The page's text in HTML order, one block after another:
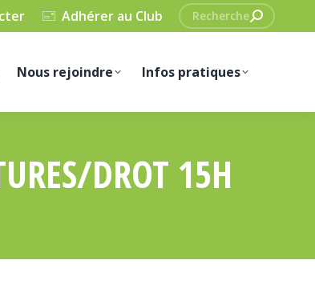
Adhérer au Club
Recherche
:
Nous rejoindre Infos pratiques
DROT 15H